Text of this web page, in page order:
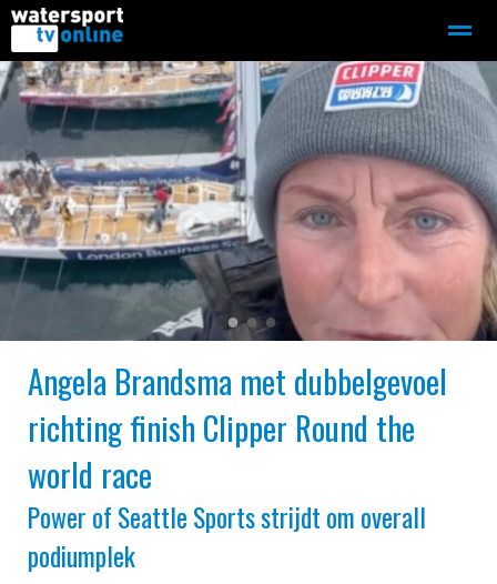
Zeilen Motorboot-sloep Adverteren Redactie
Home Contact Bellen Zoeken
●●●
Angela Brandsma met dubbelgevoel
richting finish Clipper Round the
world race
Power of Seattle Sports strijdt om overall
podiumplek